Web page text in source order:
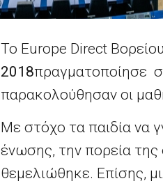
Το Europe Direct
2018πραγματοποίησε
παρακολούθησαν οι
Με στόχο τα παιδία να
ένωσης, την πορεία της
θεμελιώθηκε. Επίσης,